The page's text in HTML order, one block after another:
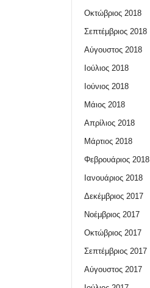
Οκτώβριος 2018
Σεπτέμβριος 2018
Αύγουστος 2018
Ιούλιος 2018
Ιούνιος 2018
Μάιος 2018
Απρίλιος 2018
Μάρτιος 2018
Φεβρουάριος 2018
Ιανουάριος 2018
Δεκέμβριος 2017
Νοέμβριος 2017
Οκτώβριος 2017
Σεπτέμβριος 2017
Αύγουστος 2017